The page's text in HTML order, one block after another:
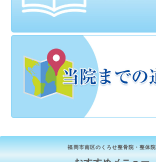
福岡市南区のくろせ整骨院・整体院